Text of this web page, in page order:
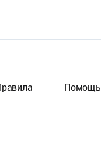
Помощь